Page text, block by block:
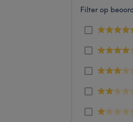
Filter op